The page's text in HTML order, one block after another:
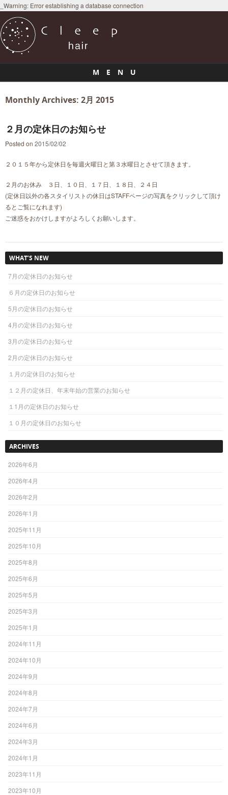
_Warning: Error establishing a database connection
M E N U
Monthly Archives: 2月 2015
２月の定休日のお知らせ
Posted on 2015/02/02
２０１５年から定休日を毎週火曜日と第３水曜日とさせて頂きます。
２月のお休み ３日、１０日、１７日、１８日、２４日
(定休日以外の各スタイリストの休日はSTAFFページの写真をクリックして頂け
るとご覧になれます)
ご迷惑をおかけしますがよろしくお願いします。
WHAT’S NEW
7月の定休日のお知らせ
６月の定休日のお知らせ
5月の定休日のお知らせ
4月の定休日のお知らせ
3月の定休日のお知らせ
2月の定休日のお知らせ
１月の定休日のお知らせ
１２月の定休日、年末年始の営業のお知らせ
１1月の定休日のお知らせ
１０月の定休日のお知らせ
ARCHIVES
2026年6月
2026年4月
2026年2月
2026年1月
2025年11月
2025年10月
2025年8月
2025年6月
2025年5月
2025年3月
2025年1月
2024年11月
2024年10月
2024年9月
2024年8月
2024年7月
2024年6月
2024年3月
2024年1月
2023年11月
2023年10月